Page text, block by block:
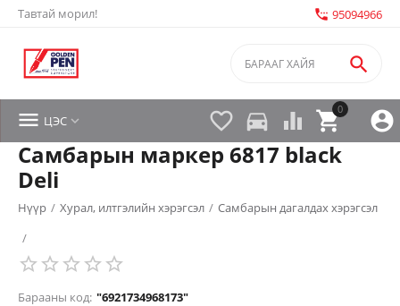
Тавтай морил! settings_phone 95094966


0

 directions_car 
 ЦЭС 
Самбарын маркер 6817 black
Deli
Нүүр / Хурал, илтгэлийн хэрэгсэл / Самбарын дагалдах хэрэгсэл
/
Барааны код: "6921734968173"